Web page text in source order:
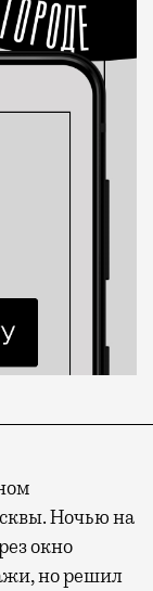
Ночью на
окно
но решил